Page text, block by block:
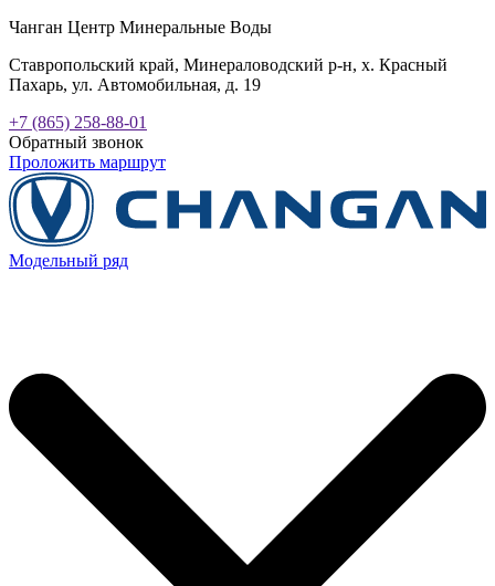
Чанган Центр Минеральные Воды
Ставропольский край, Минераловодский р-н, х. Красный
Пахарь, ул. Автомобильная, д. 19
+7 (865) 258-88-01
Обратный звонок
Проложить маршрут
Модельный ряд